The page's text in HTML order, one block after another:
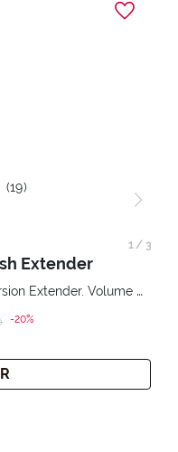
19
Extender
Le mascara de Pupa dans sa version Extender. Volume extension 3D. Des cils amplifiés et liftés à l’infini.
from
to-20%
1/ 3